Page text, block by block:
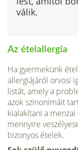
válik.
Az ételallergia
Ha gyermekünk
allergiájáról orvosi
listát, amely a
azok szinonimá­it
kialakítani a
mennyire
bizonyos ételek.